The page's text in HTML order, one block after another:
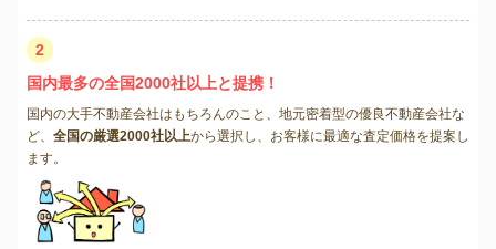
2
国内最多の全国2000社以上と提携！
国内の大手不動産会社はもちろんのこと、地元密着型の優良不動産会社な
ど、 全国の厳選2000社以上から選択し、お客様に最適な査定価格を提案し
ます。